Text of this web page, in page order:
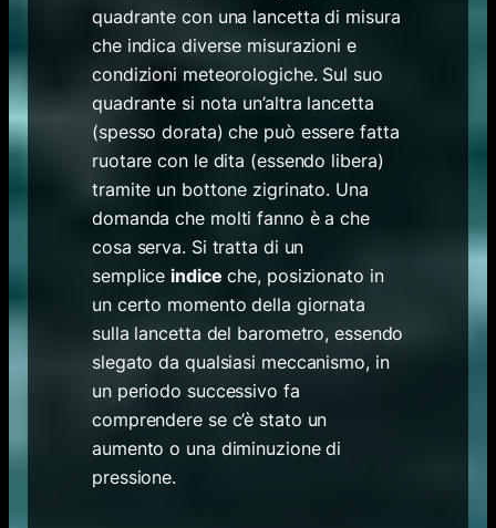
quadrante con una lancetta di misura
che indica diverse misurazioni e
condizioni meteorologiche. Sul suo
quadrante si nota un’altra lancetta
(spesso dorata) che può essere fatta
ruotare con le dita (essendo libera)
tramite un bottone zigrinato. Una
domanda che molti fanno è a che
cosa serva. Si tratta di un
semplice indice che, posizionato in
un certo momento della giornata
sulla lancetta del barometro, essendo
slegato da qualsiasi meccanismo, in
un periodo successivo fa
comprendere se c’è stato un
aumento o una diminuzione di
pressione.